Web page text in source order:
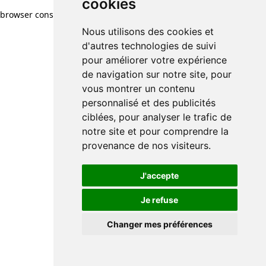
cookies
Nous utilisons des cookies et
d'autres technologies de suivi
pour améliorer votre expérience
de navigation sur notre site, pour
vous montrer un contenu
personnalisé et des publicités
ciblées, pour analyser le trafic de
notre site et pour comprendre la
provenance de nos visiteurs.
J'accepte
Je refuse
Changer mes préférences
browser console for more information)